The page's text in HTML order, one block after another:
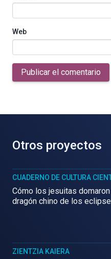
Web
Publicar el comentario
Otros proyectos
CUADERNO DE CULTURA
Cómo los jesuitas
dragón chino de los
ZIENTZIA KAIERA